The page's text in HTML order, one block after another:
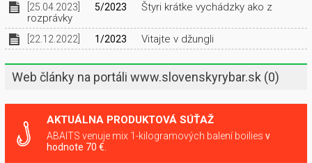
[25.04.2023] 5/2023
Štyri krátke vychádzky ako z
rozprávky
[22.12.2022] 1/2023 Vitajte v džungli
Web články na portáli www.slovenskyrybar.sk (0)
AKTUÁLNA PRODUKTOVÁ SÚŤAŽ
ABAITS venuje mix 1-kilogramových balení boilies v
hodnote 70 €.